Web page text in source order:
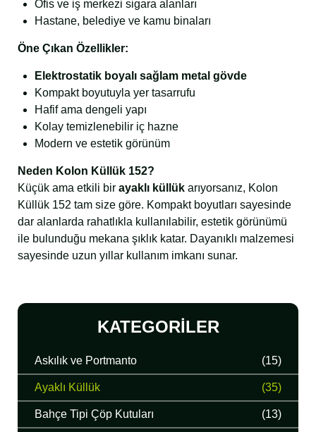
KATEGORILER
Askılık ve Portmanto (15)
Ayaklı Küllük (35)
Bahçe Tipi Çöp Kutuları (13)
Ofis ve iş merkezi sigara alanları
Hastane, belediye ve kamu binaları
Öne Çıkan Özellikler:
Elektrostatik boyalı sağlam metal gövde
Kompakt boyutuyla yer tasarrufu
Hafif ama dengeli yapı
Kolay temizlenebilir iç hazne
Modern ve estetik görünüm
Neden Kolon Küllük 152?
Küçük ama etkili bir ayaklı küllük arıyorsanız, Kolon
Küllük 152 tam size göre. Kompakt boyutları sayesinde
dar alanlarda rahatlıkla kullanılabilir, estetik görünümü
ile bulunduğu mekana şıklık katar. Dayanıklı malzemesi
sayesinde uzun yıllar kullanım imkanı sunar.